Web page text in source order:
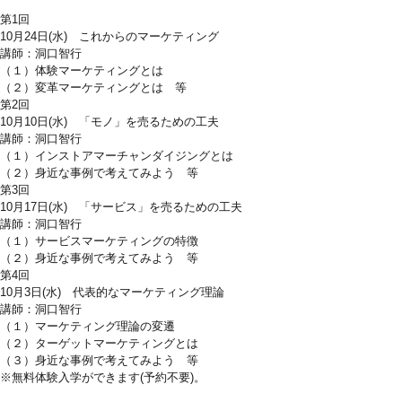
第1回
10月24日(水) これからのマーケティング
講師：洞口智行
（１）体験マーケティングとは
（２）変革マーケティングとは 等
第2回
10月10日(水) 「モノ」を売るための工夫
講師：洞口智行
（１）インストアマーチャンダイジングとは
（２）身近な事例で考えてみよう 等
第3回
10月17日(水) 「サービス」を売るための工夫
講師：洞口智行
（１）サービスマーケティングの特徴
（２）身近な事例で考えてみよう 等
第4回
10月3日(水) 代表的なマーケティング理論
講師：洞口智行
（１）マーケティング理論の変遷
（２）ターゲットマーケティングとは
（３）身近な事例で考えてみよう 等
※無料体験入学ができます(予約不要)。